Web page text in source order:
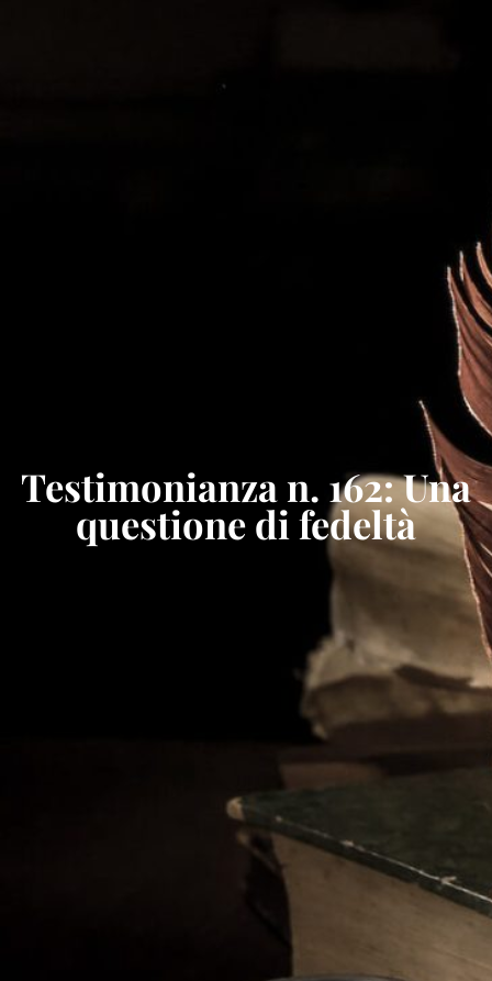
Testimonianza n. 162: Una
questione di fedeltà